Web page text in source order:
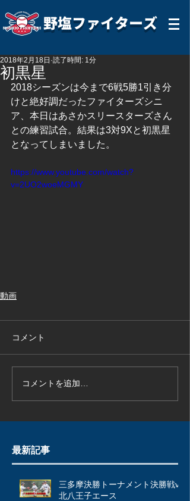
野塩ファイターズ
初黒星
2018年2月18日 読了時間: 1分
2018シーズンは今まで6戦5勝1引き分
けと絶好調だったファイターズシニ
ア、本日はあさかスリースターズさん
との練習試合。結果は3対9Xと初黒星
となってしまいました。
https://www.youtube.com/watch?
v=2UO2woeMGMY
動画
コメント
コメントを追加…
最新記事
三多摩決勝トーナメント決勝戦vs
北八王子エース